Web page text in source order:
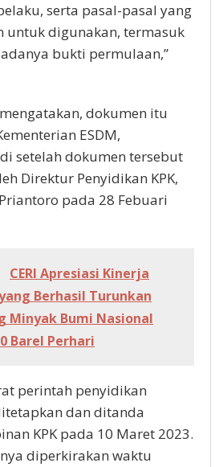
serta pasal-pasal yang
untuk digunakan, termasuk
bukti permulaan,”
dokumen itu
ESDM,
setelah dokumen tersebut
Direktur Penyidikan KPK,
pada 28 Febuari
CERI Apresiasi Kinerja
Berhasil Turunkan
Minyak Bumi Nasional
Barel Perhari
perintah penyidikan
dan ditanda
KPK pada 10 Maret 2023.
diperkirakan waktu